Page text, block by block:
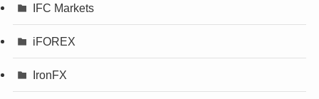
IFC Markets
iFOREX
IronFX